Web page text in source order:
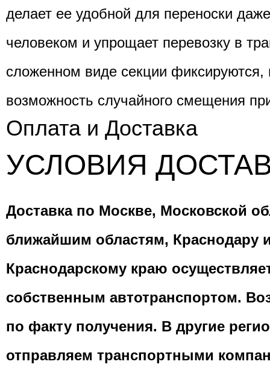
делает ее удобной для переноски
человеком и упрощает перевозку в
сложенном виде секции фиксируются,
возможность случайного смещения
Оплата и Доставка
УСЛОВИЯ
Доставка по Москве, Московской
ближайшим областям, Краснодару
Краснодарскому краю
собственным автотранспортом.
по факту получения. В другие
отправляем транспортными